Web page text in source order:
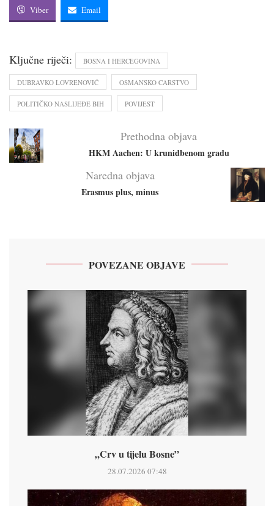
Viber Email
Ključne riječi: BOSNA I HERCEGOVINA
DUBRAVKO LOVRENOVIĆ OSMANSKO CARSTVO
POLITIČKO NASLIJEĐE BIH POVIJEST
Prethodna objava
HKM Aachen: U krunidbenom gradu
Naredna objava
Erasmus plus, minus
POVEZANE OBJAVE
„Crv u tijelu Bosne”
28.07.2026 07:48